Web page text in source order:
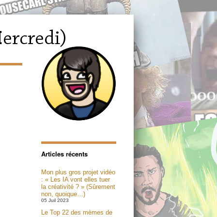
Articles récents
Mon plus gros projet vidéo
: « Les IA vont elles tuer
la créativité ? » (Sûrement
non, quoique…)
05 Juil 2023
Le Top 22 des mèmes de